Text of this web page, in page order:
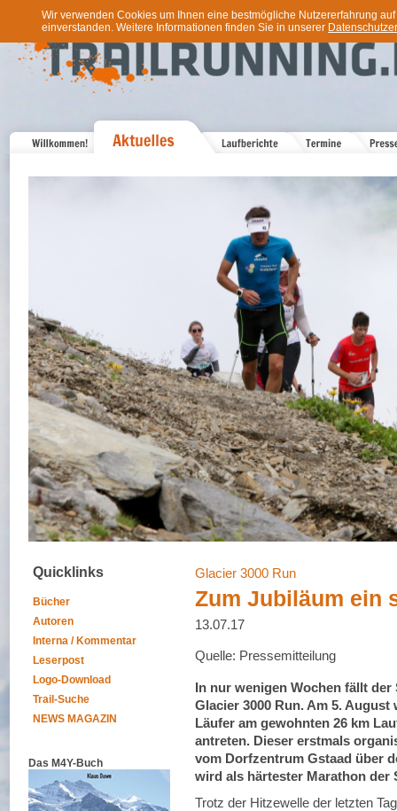
Wir verwenden Cookies um Ihnen eine bestmögliche Nutzererfahrung
einverstanden. Weitere Informationen finden Sie in unserer
Quicklinks
Bücher
Autoren
Interna / Kommentar
Leserpost
Logo-Download
Trail-Suche
NEWS MAGAZIN
Das M4Y-Buch
Glacier 3000 Run
Zum Jubiläum ein
13.07.17
Quelle: Pressemitteilung
In nur wenigen Wochen fällt
Glacier 3000 Run. Am 5.
Läufer am gewohnten 26 km
antreten. Dieser erstmals
vom Dorfzentrum Gstaad über
wird als härtester Marathon der
Trotz der Hitzewelle der letzten